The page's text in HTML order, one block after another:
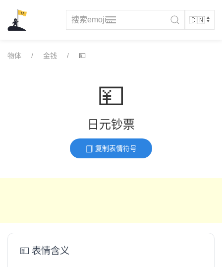
content
物体 金钱 💴
💴
日元钞票
复制表情符号
💴 表情含义